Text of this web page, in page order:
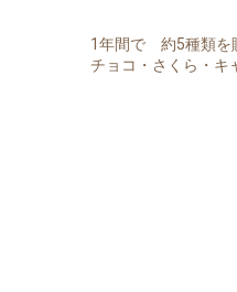
1年間で 約5種類を
チョコ・さくら・キ